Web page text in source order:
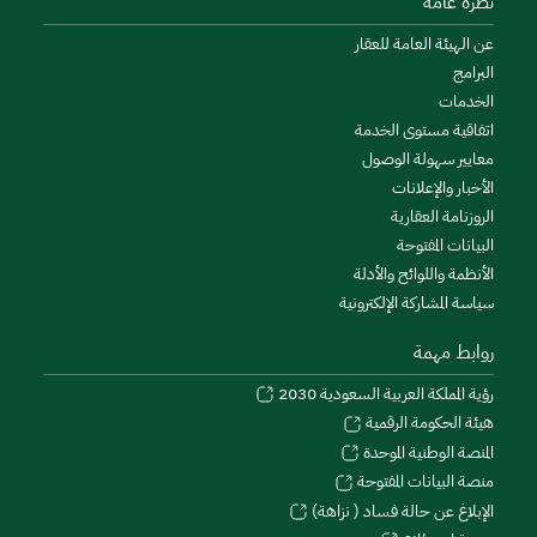
عن الهيئة العامة للعقار
البرامج
الخدمات
اتفاقية مستوى الخدمة
معايير سهولة الوصول
الأخبار والإعلانات
الروزنامة العقارية
البيانات المفتوحة
الأنظمة واللوائح والأدلة
سياسة المشاركة الإلكترونية
روابط مهمة
رؤية المملكة العربية السعودية 2030
هيئة الحكومة الرقمية
المنصة الوطنية الموحدة
منصة البيانات المفتوحة
الإبلاغ عن حالة فساد ( نزاهة)